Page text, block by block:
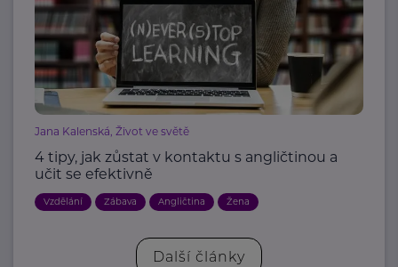
Jana Kalenská, Život ve světě
4 tipy, jak zůstat v kontaktu s angličtinou a
učit se efektivně
Vzdělání Zábava Angličtina Žena
Další články